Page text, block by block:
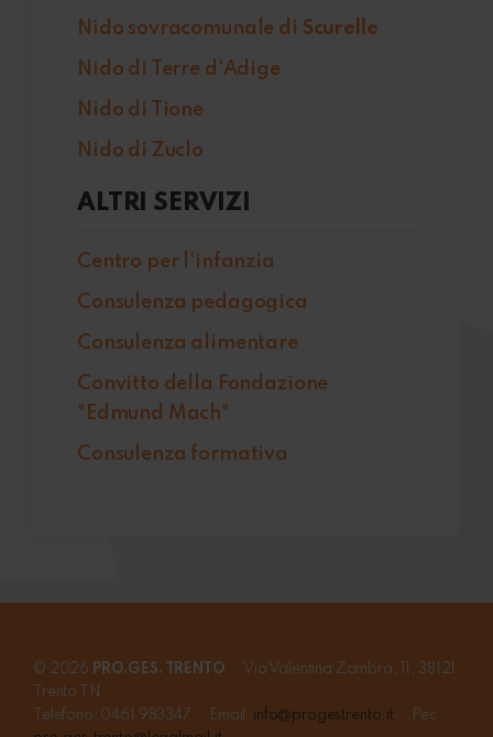
Nido sovracomunale di Scurelle
Nido di Terre d'Adige
Nido di Tione
Nido di Zuclo
ALTRI SERVIZI
Centro per l'infanzia
Consulenza pedagogica
Consulenza alimentare
Convitto della Fondazione
"Edmund Mach"
Consulenza formativa
© 2026 PRO.GES. TRENTO · Via Valentina Zambra, 11, 38121
Trento TN ·
Telefono: 0461 983347 · Email: info@progestrento.it · Pec :